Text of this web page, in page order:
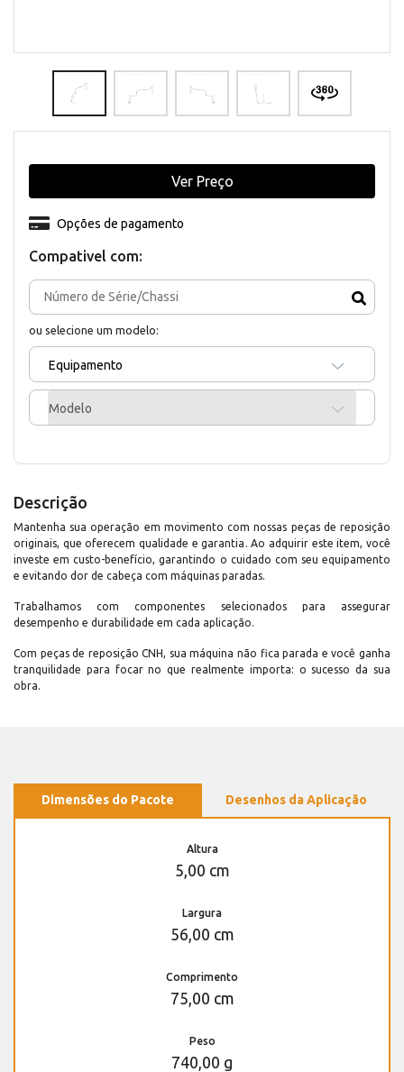
Compativel com:
ou selecione um modelo:
Equipamento
Modelo
Opções de pagamento
Ver Preço
Descrição
Mantenha sua operação em movimento com nossas peças de reposição
originais, que oferecem qualidade e garantia. Ao adquirir este item, você
investe em custo-benefício, garantindo o cuidado com seu equipamento
e evitando dor de cabeça com máquinas paradas.
Trabalhamos com componentes selecionados para assegurar
desempenho e durabilidade em cada aplicação.
Com peças de reposição CNH, sua máquina não fica parada e você ganha
tranquilidade para focar no que realmente importa: o sucesso da sua
obra.
Dimensões do Pacote Desenhos da Aplicação
Altura
5,00 cm
Largura
56,00 cm
Comprimento
75,00 cm
Peso
740,00 g